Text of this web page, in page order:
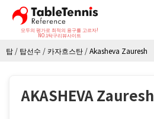
모두의 평가로 최적의 용구를 고르자!
NO.1탁구리뷰사이트
탑 / 탑선수 /카자흐스탄 /Akasheva Zauresh
AKASHEVA Zauresh